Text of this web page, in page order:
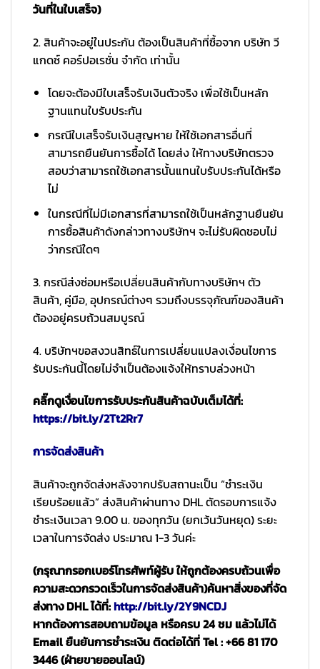
วันที่ในใบเสร็จ)
2. สินค้าจะอยู่ในประกัน ต้องเป็นสินค้าที่ซื้อจาก บริษัท วี
แกดซ์ คอร์ปอเรชั่น จำกัด เท่านั้น
โดยจะต้องมีใบเสร็จรับเงินตัวจริง เพื่อใช้เป็นหลัก
ฐานแทนใบรับประกัน
กรณีใบเสร็จรับเงินสูญหาย ให้ใช้เอกสารอื่นที่
สามารถยืนยันการซื้อได้ โดยส่ง ให้ทางบริษัทตรวจ
สอบว่าสามารถใช้เอกสารนั้นแทนใบรับประกันได้หรือ
ไม่
ในกรณีที่ไม่มีเอกสารที่สามารถใช้เป็นหลักฐานยืนยัน
การซื้อสินค้าดังกล่าวทางบริษัทฯ จะไม่รับผิดชอบไม่
ว่ากรณีใดๆ
3. กรณีส่งซ่อมหรือเปลี่ยนสินค้ากับทางบริษัทฯ ตัว
สินค้า, คู่มือ, อุปกรณ์ต่างๆ รวมถึงบรรจุภัณฑ์ของสินค้า
ต้องอยู่ครบถ้วนสมบูรณ์
4. บริษัทฯขอสงวนสิทธ์ในการเปลี่ยนแปลงเงื่อนไขการ
รับประกันนี้โดยไม่จำเป็นต้องแจ้งให้ทราบล่วงหน้า
คลิ๊กดูเงื่อนไขการรับประกันสินค้าฉบับเต็มได้ที่:
https://bit.ly/2Tt2Rr7
การจัดส่งสินค้า
สินค้าจะถูกจัดส่งหลังจากปรับสถานะเป็น “ชำระเงิน
เรียบร้อยแล้ว” ส่งสินค้าผ่านทาง DHL ตัดรอบการแจ้ง
ชำระเงินเวลา 9.00 น. ของทุกวัน (ยกเว้นวันหยุด) ระยะ
เวลาในการจัดส่ง ประมาณ 1-3 วันค่ะ
(กรุณากรอกเบอร์โทรศัพท์ผู้รับ ให้ถูกต้องครบถ้วนเพื่อ
ความสะดวกรวดเร็วในการจัดส่งสินค้า)ค้นหาสิ่งของที่จัด
ส่งทาง DHL ได้ที่:http://bit.ly/2Y9NCDJ
หากต้องการสอบถามข้อมูล หรือครบ 24 ชม แล้วไม่ได้
Email ยืนยันการชำระเงิน ติดต่อได้ที่ Tel : +66 81 170
3446 (ฝ่ายขายออนไลน์)